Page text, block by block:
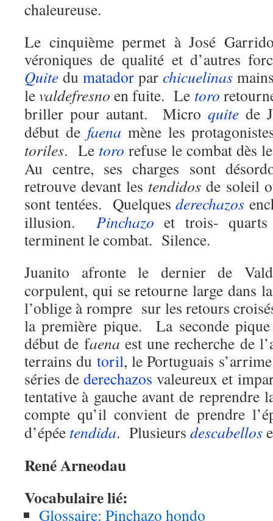
chaleureuse.
Le cinquième permet à José
véroniques de qualité et d’autres
Quite du matador par chicuelinas
levaldefresno en fuite. Le toro
briller pour autant. Micro quite de
début de faena mène les
toriles. Le toro refuse le combat dès
Au centre, ses charges sont
retrouve devant les tendidos de soleil
sont tentées. Quelquesderechazos
illusion.
Pinchazo et trois- quarts
terminent le combat. Silence.
Juanito afronte le dernier de
corpulent, qui se retourne large dans
l’oblige à rompre sur les retours
la première pique. La seconde
début de faena est une recherche de
terrains du toril, le Portuguais
séries dederechazos valeureux et
tentative à gauche avant de reprendre
compte qu’il convient de prendre
d’épée tendida. Plusieurs descabellos
René Arneodau
Vocabulaire lié:
Glossaire: Pinchazo hondo